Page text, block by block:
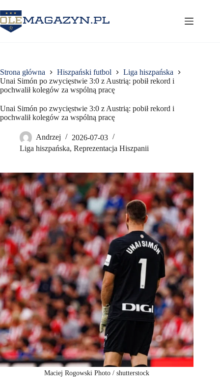
do
treści
Strona główna Hiszpański futbol
Liga hiszpańska
Unai Simón po zwycięstwie 3:0 z Austrią: pobił rekord i
pochwalił kolegów za wspólną pracę
Unai Simón po zwycięstwie 3:0 z Austrią: pobił rekord i
pochwalił kolegów za wspólną pracę
Andrzej
2026-07-03
Liga hiszpańska, Reprezentacja Hiszpanii
Maciej Rogowski Photo / shutterstock